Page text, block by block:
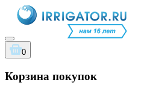
0
Корзина покупок